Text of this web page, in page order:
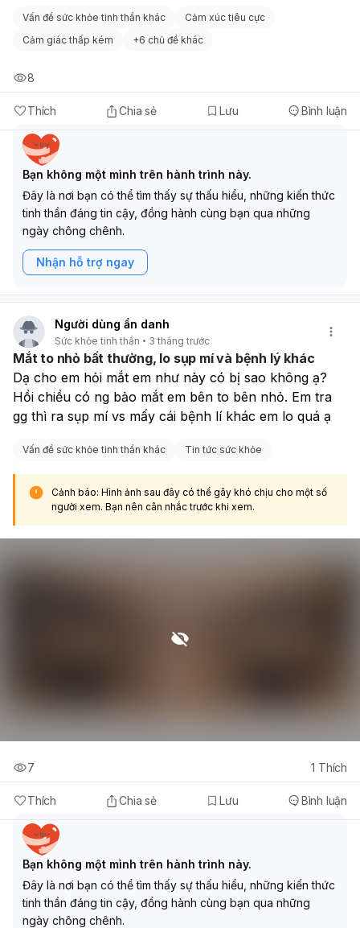
Vấn đề sức khỏe tinh thần khác
Cảm xúc tiêu cực
Cảm giác thấp kém
+6 chủ đề khác
Thích Chia sẻ Lưu Bình luận
8
Bạn không một mình trên hành trình này.
Đây là nơi bạn có thể tìm thấy sự thấu hiểu, những kiến thức
tinh thần đáng tin cậy, đồng hành cùng bạn qua những
ngày chông chênh.
Nhận hỗ trợ ngay
Người dùng ẩn danh
Sức khỏe tinh thần 3 tháng trước
Mắt to nhỏ bất thường, lo sụp mí và bệnh lý khác
Dạ cho em hỏi mắt em như này có bị sao không ạ?
Hồi chiều có ng bảo mắt em bên to bên nhỏ. Em tra
gg thì ra sụp mí vs mấy cái bệnh lí khác em lo quá ạ
Vấn đề sức khỏe tinh thần khác Tin tức sức khỏe
Cảnh báo: Hình ảnh sau đây có thể gây khó chịu cho một số
người xem. Bạn nên cân nhắc trước khi xem.
Thích Chia sẻ Lưu Bình luận
7 1 Thích
Bạn không một mình trên hành trình này.
Đây là nơi bạn có thể tìm thấy sự thấu hiểu, những kiến thức
tinh thần đáng tin cậy, đồng hành cùng bạn qua những
ngày chông chênh.